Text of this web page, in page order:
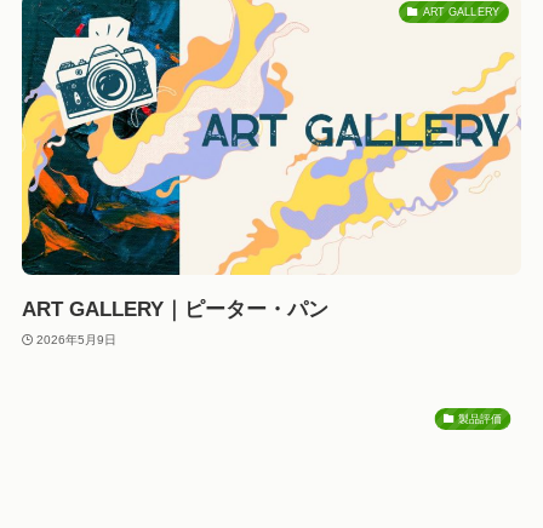
ART GALLERY
ART GALLERY｜ピーター・パン
2026年5月9日
製品評価